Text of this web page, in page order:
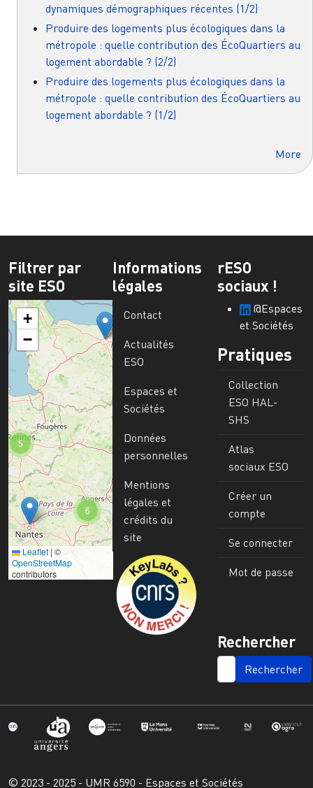
dynamiques démographiques récentes (1/2)
Produire des logements plus écologiques dans la
métropole : quelle contribution des ÉcoQuartiers au
logement abordable ? (2/2)
Produire des logements plus écologiques dans la
métropole : quelle contribution des ÉcoQuartiers au
logement abordable ? (1/2)
More
Filtrer par
site ESO
6
5
+
−
Leaflet | ©
OpenStreetMap
contributors
Informations
légales
Contact
Actualités
ESO
Espaces et
Sociétés
Données
personnelles
Mentions
légales et
crédits du
site
Image
rESO
sociaux !
@Espaces
et Sociétés
Pratiques
Collection
ESO HAL-
SHS
Atlas
sociaux ESO
Créer un
compte
Se connecter
Mot de passe
Rechercher
SEARCH
© 2023 - 2025 - UMR 6590 - Espaces et Sociétés